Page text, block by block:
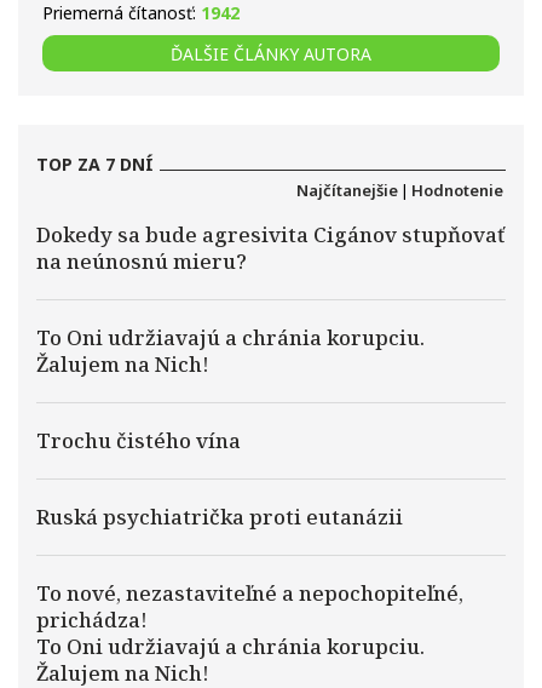
Priemerná čítanosť: 1942
ĎALŠIE ČLÁNKY AUTORA
TOP ZA 7 DNÍ
Najčítanejšie | Hodnotenie
Dokedy sa bude agresivita Cigánov stupňovať
na neúnosnú mieru?
To Oni udržiavajú a chránia korupciu.
Žalujem na Nich!
Trochu čistého vína
Ruská psychiatrička proti eutanázii
To nové, nezastaviteľné a nepochopiteľné,
prichádza!
To Oni udržiavajú a chránia korupciu.
Žalujem na Nich!